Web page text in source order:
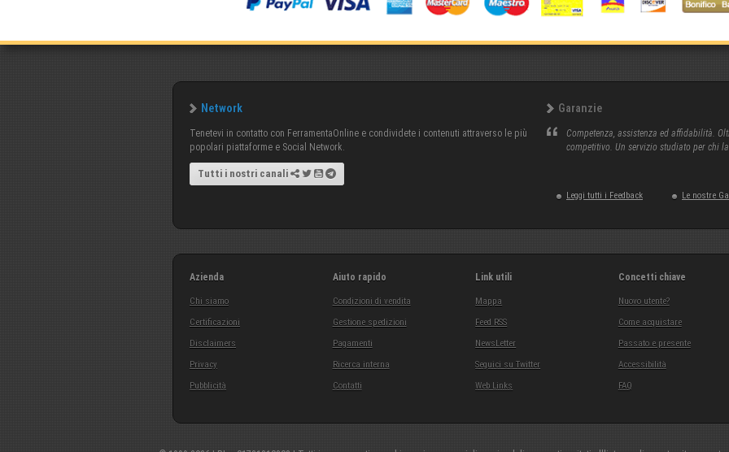
Network
Tenetevi in contatto con FerramentaOnline e condividete i contenuti attraverso le più
popolari piattaforme e Social Network.
Tutti i nostri canali
Garanzie
Competenza, assistenza ed affidabilità.
competitivo. Un servizio studiato per chi
Leggi tutti i Feedback Le nostre
Azienda
Chi siamo
Certificazioni
Disclaimers
Privacy
Pubblicità
Aiuto rapido
Condizioni di vendita
Gestione spedizioni
Pagamenti
Ricerca interna
Contatti
Link utili
Mappa
Feed RSS
NewsLetter
Seguici su Twitter
Web Links
Concetti chiave
Nuovo utente?
Come acquistare
Passato e presente
Accessibilità
FAQ